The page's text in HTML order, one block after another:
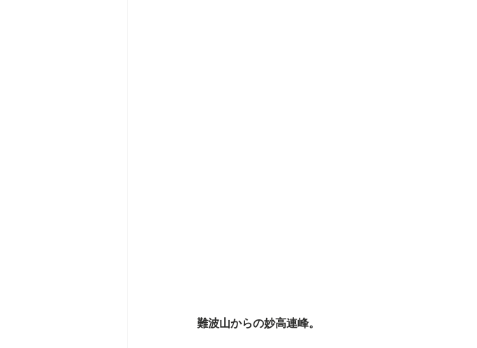
難波山からの妙高連峰。